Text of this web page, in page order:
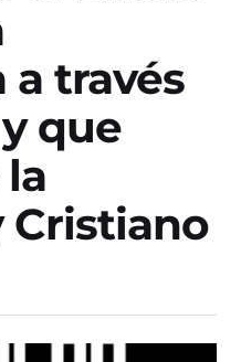
a través
que
Cristiano